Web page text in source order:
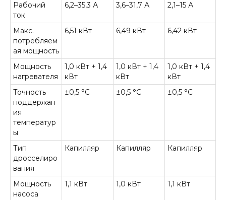
Рабочий
ток
6,2–35,3 А 3,6–31,7 А 2,1–15 А
Макс.
потребляем
ая мощность
6,51 кВт 6,49 кВт 6,42 кВт
Мощность
нагревателя
1,0 кВт + 1,4
кВт
1,0 кВт + 1,4
кВт
1,0 кВт + 1,4
кВт
Точность
поддержан
ия
температур
ы
±0,5 °C ±0,5 °C ±0,5 °C
Тип
дросселиро
вания
Капилляр Капилляр Капилляр
Мощность
насоса
1,1 кВт 1,0 кВт 1,1 кВт